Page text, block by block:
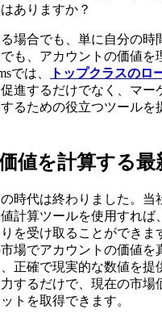
ありますか？
場合でも、単に自分の時
も、アカウントの価値を
では、
トップクラスのロ
促進するだけでなく、マー
るための役立つツールを
値を計算する最
時代は終わりました。当
計算ツールを使用すれば
を受け取ることができま
場でアカウントの価値を
正確で現実的な数値を提
するだけで、現在の市場
トを取得できます。